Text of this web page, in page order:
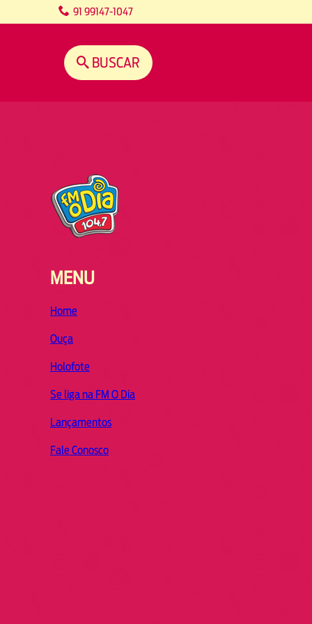
91 99147-1047
BUSCAR
MENU
Home
Ouça
Holofote
Se liga na FM O Dia
Lançamentos
Fale Conosco